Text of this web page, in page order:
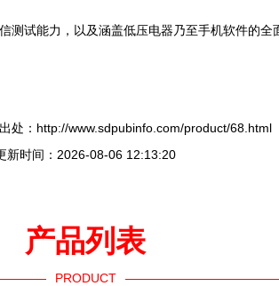
试能力，以及涵盖低压电器乃至手机软件的
处：http://www.sdpubinfo.com/product/68.html
新时间：2026-08-06 12:13:20
产品列表
PRODUCT